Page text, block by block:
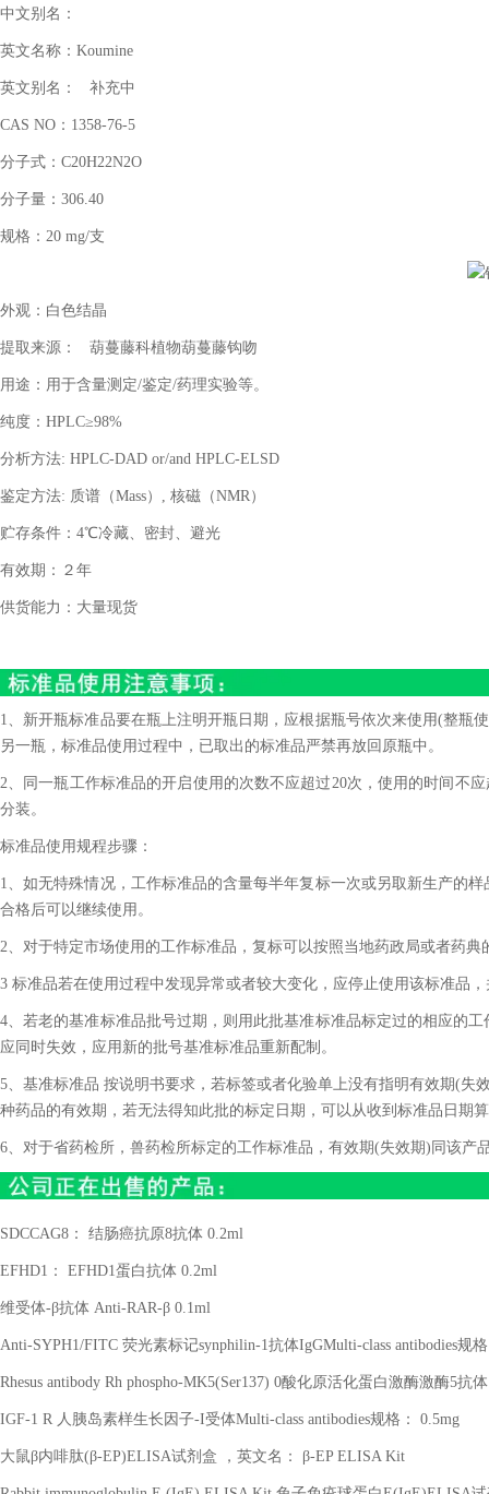
中文别名：
英文名称： Koumine
英文别名： 补充中
CAS NO ： 1358-76-5
分子式： C20H22N2O
分子量： 306.40
规格： 20 mg/支
外观：白色结晶
提取来源： 葫蔓藤科植物葫蔓藤钩吻
用途：用于含量测定/鉴定/药理实验等。
纯度： HPLC≥98%
分析方法: HPLC-DAD or/and HPLC-ELSD
鉴定方法: 质谱（Mass） , 核磁（NMR）
贮存条件： 4℃冷藏、密封、避光
有效期：２年
供货能力：大量现货
1、新开瓶标准品要在瓶上注明开瓶日期，应根据瓶号依次来使用(整
另一瓶，标准品使用过程中，已取出的标准品严禁再放回原瓶中。
2、同一瓶工作标准品的开启使用的次数不应超过20次，使用的时间不
分装。
标准品使用规程步骤：
1、如无特殊情况，工作标准品的含量每半年复标一次或另取新生产的
合格后可以继续使用。
2、对于特定市场使用的工作标准品，复标可以按照当地药政局或者药典
3 标准品若在使用过程中发现异常或者较大变化，应停止使用该标准品
4、若老的基准标准品批号过期，则用此批基准标准品标定过的相应的
应同时失效，应用新的批号基准标准品重新配制。
5、基准标准品 按说明书要求，若标签或者化验单上没有指明有效期(失
种药品的有效期，若无法得知此批的标定日期，可以从收到标准品日期
6、对于省药检所，兽药检所标定的工作标准品，有效期(失效期)同该产
SDCCAG8 ： 结肠癌抗原8抗体 0.2ml
EFHD1 ： EFHD1蛋白抗体 0.2ml
维受体-β抗体 Anti-RAR-β 0.1ml
Anti-SYPH1/FITC 荧光素标记synphilin-1抗体IgGMulti-class antibodies规
Rhesus antibody Rh phospho-MK5(Ser137) 0酸化原活化蛋白激酶激酶5抗
IGF-1 R 人胰岛素样生长因子-I受体Multi-class antibodies规格： 0.5mg
大鼠β内啡肽(β-EP)ELISA试剂盒 ，英文名： β-EP ELISA Kit